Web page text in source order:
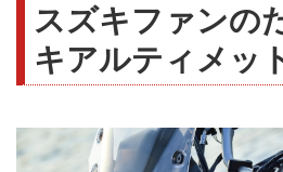
スズキファンの
キアルティメッ